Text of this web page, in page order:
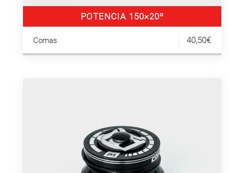
POTENCIA 150×20º
Comas 40,50€